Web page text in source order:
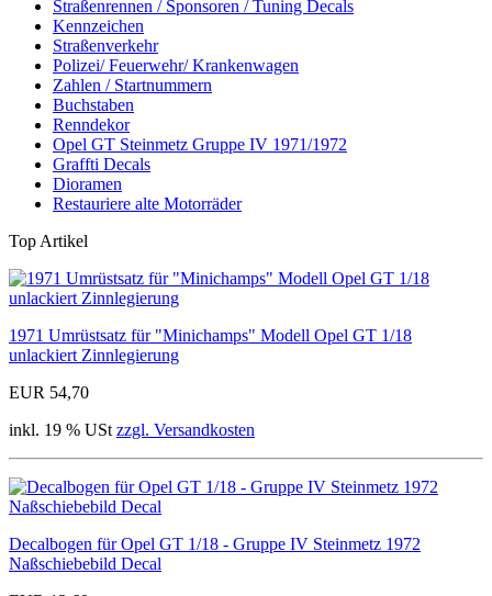
Straßenrennen / Sponsoren / Tuning Decals
Kennzeichen
Straßenverkehr
Polizei/ Feuerwehr/ Krankenwagen
Zahlen / Startnummern
Buchstaben
Renndekor
Opel GT Steinmetz Gruppe IV 1971/1972
Graffti Decals
Dioramen
Restauriere alte Motorräder
Top Artikel
1971 Umrüstsatz für "Minichamps" Modell Opel GT 1/18
unlackiert Zinnlegierung
EUR 54,70
inkl. 19 % USt zzgl. Versandkosten
Decalbogen für Opel GT 1/18 - Gruppe IV Steinmetz 1972
Naßschiebebild Decal